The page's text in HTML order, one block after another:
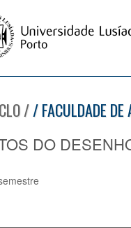
// FACULDADE DE
DO